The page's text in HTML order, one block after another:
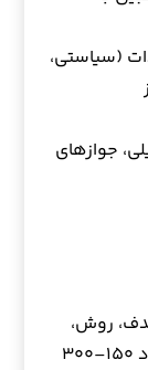
(سیاستی،
جوازهای
روش،
یافته‌ها و پیامدهای پژوهش (حدود ۱۵۰–۳۰۰